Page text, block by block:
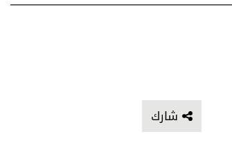
شارك